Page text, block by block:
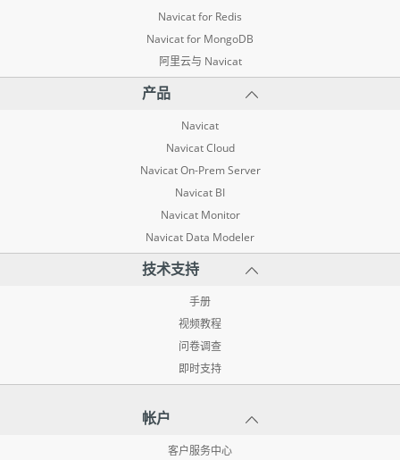
Navicat for Redis
Navicat for MongoDB
阿里云与 Navicat
产品
Navicat
Navicat Cloud
Navicat On-Prem Server
Navicat BI
Navicat Monitor
Navicat Data Modeler
技术支持
手册
视频教程
问卷调查
即时支持
帐户
客户服务中心